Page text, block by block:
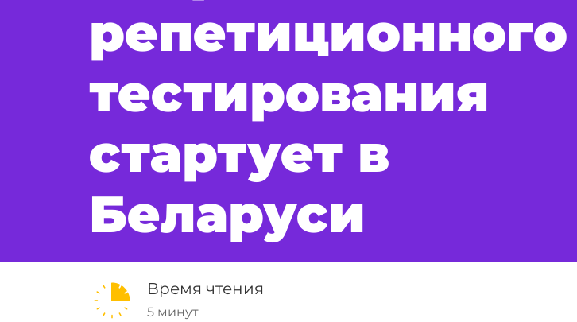
репетиционного
тестирования
стартует в
Беларуси
Время чтения
5 минут